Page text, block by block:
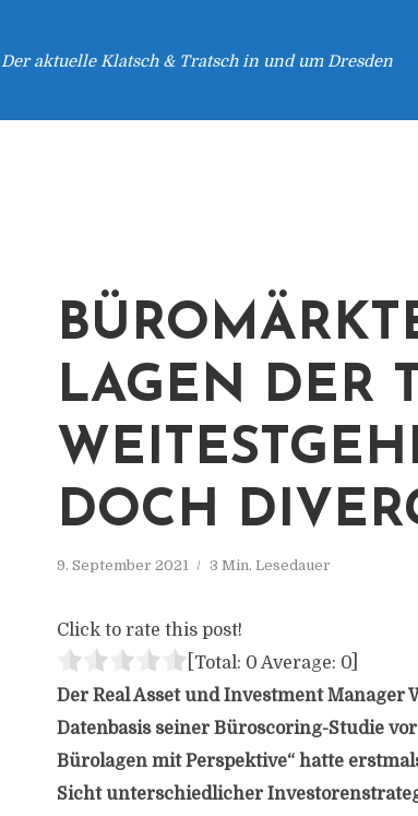
Der aktuelle Klatsch & Tratsch in und um Dresden
LAGEN DER
DOCH
9. September 2021 3 Min. Lesedauer
Click to rate this post!
[Total: 0 Average: 0
Der Real Asset und Investment
Datenbasis seiner Büroscoring-Studie
Bürolagen mit Perspektive“ hatte
Sicht unterschiedlicher